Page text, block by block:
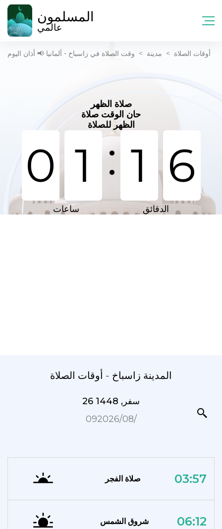
المسلمون
عالمي
أوقات الصلاة > مدينة > وقت الصلاة في زاسباخ - ألمانيا 📢 أذان اليوم
صلاة الظهر
حان الوقت صلاة
الظهر للصلاة
0 1 : 1 6
ساعات الدقائق
المدينة زاسباخ - أوقات الصلاة
26 سفر, 1448
09‏/08‏/2026
صلاة الفجر 03:57
شروق الشمس 06:12